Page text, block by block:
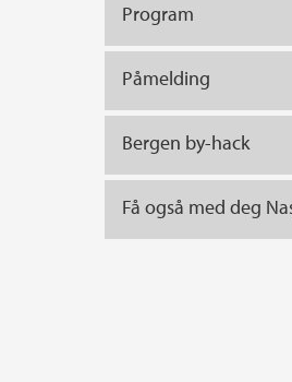
Program
Påmelding
Bergen by-hack
Få også med deg